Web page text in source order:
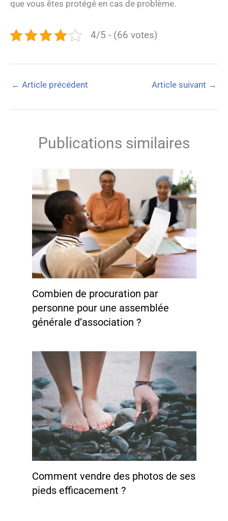
que vous êtes protégé en cas de problème.
4/5 - (66 votes)
← Article précédent Article suivant →
Publications similaires
Combien de procuration par
personne pour une assemblée
générale d’association ?
Comment vendre des photos de ses
pieds efficacement ?